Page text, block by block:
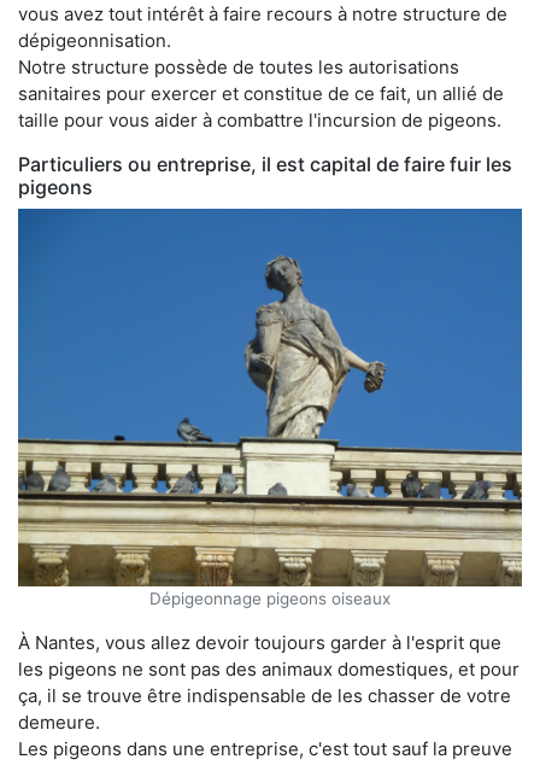
vous avez tout intérêt à faire recours à notre structure de
dépigeonnisation.
Notre structure possède de toutes les autorisations
sanitaires pour exercer et constitue de ce fait, un allié de
taille pour vous aider à combattre l'incursion de pigeons.
Particuliers ou entreprise, il est capital de faire fuir les
pigeons
Dépigeonnage pigeons oiseaux
À Nantes, vous allez devoir toujours garder à l'esprit que
les pigeons ne sont pas des animaux domestiques, et pour
ça, il se trouve être indispensable de les chasser de votre
demeure.
Les pigeons dans une entreprise, c'est tout sauf la preuve